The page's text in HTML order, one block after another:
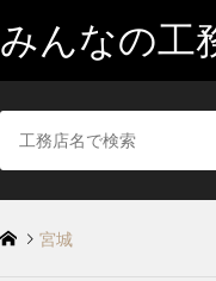
みんなの工
宮城